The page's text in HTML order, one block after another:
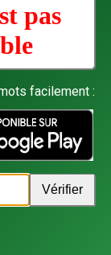
pas
facilement :